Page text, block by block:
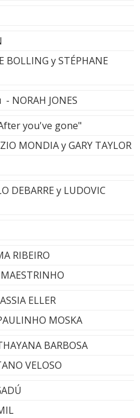
y STÉPHANE
NORAH JONES
you've gone"
MONDIA y GARY TAYLOR
DEBARRE y LUDOVIC
RIBEIRO
ELLER
MOSKA
BARBOSA
VELOSO